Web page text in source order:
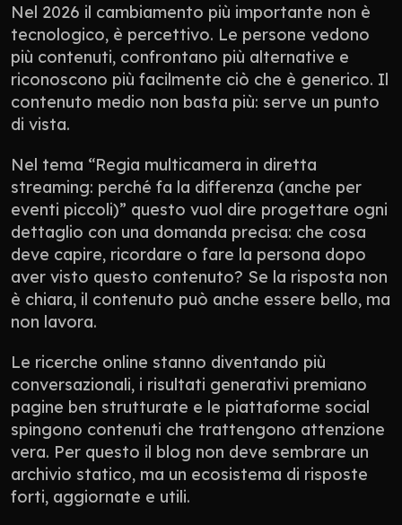
Nel 2026 il cambiamento più importante non è
tecnologico, è percettivo. Le persone vedono
più contenuti, confrontano più alternative e
riconoscono più facilmente ciò che è generico. Il
contenuto medio non basta più: serve un punto
di vista.
Nel tema “Regia multicamera in diretta
streaming: perché fa la differenza (anche per
eventi piccoli)” questo vuol dire progettare ogni
dettaglio con una domanda precisa: che cosa
deve capire, ricordare o fare la persona dopo
aver visto questo contenuto? Se la risposta non
è chiara, il contenuto può anche essere bello, ma
non lavora.
Le ricerche online stanno diventando più
conversazionali, i risultati generativi premiano
pagine ben strutturate e le piattaforme social
spingono contenuti che trattengono attenzione
vera. Per questo il blog non deve sembrare un
archivio statico, ma un ecosistema di risposte
forti, aggiornate e utili.